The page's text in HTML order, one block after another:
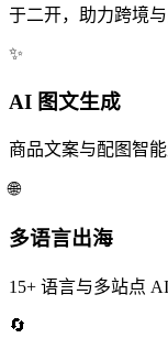
于二开，助力跨境与
✨
AI 图文生成
商品文案与配图智
🌐
多语言出海
15+ 语言与多站点
🔄